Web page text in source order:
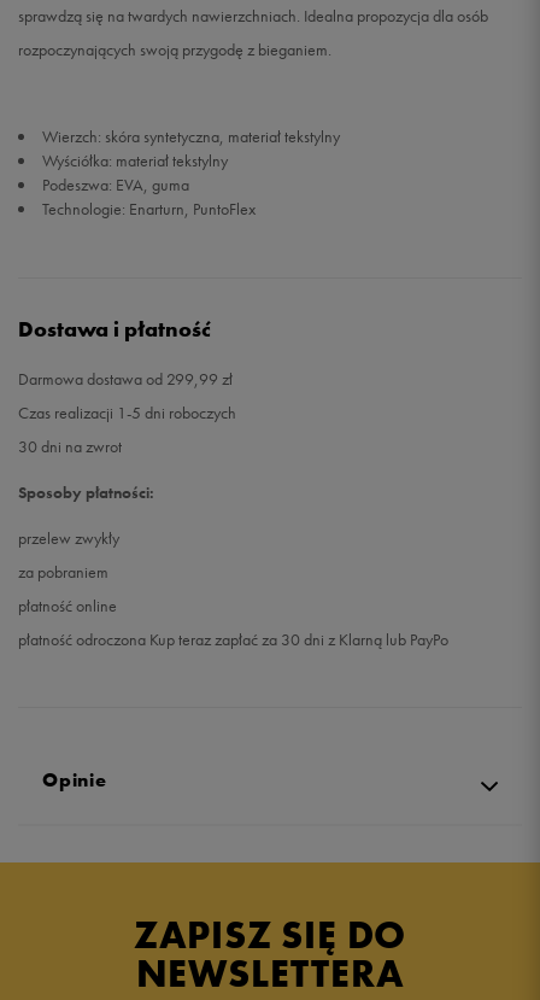
45 28,7 cm
46,5 29,7 cm
sprawdzą się na twardych nawierzchniach. Idealna propozycja dla osób
rozpoczynających swoją przygodę z bieganiem.
Wierzch: skóra syntetyczna, materiał tekstylny
Wyściółka: materiał tekstylny
Podeszwa: EVA, guma
Technologie: Enarturn, PuntoFlex
Dostawa i płatność
Darmowa dostawa od 299,99 zł
Czas realizacji 1-5 dni roboczych
30 dni na zwrot
Sposoby płatności:
przelew zwykły
za pobraniem
płatność online
płatność odroczona Kup teraz zapłać za 30 dni z Klarną lub PayPo
Opinie
ZAPISZ SIĘ DO
NEWSLETTERA